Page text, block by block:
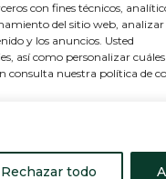
Rechazar todo
con fines técnicos,
del sitio web, analizar
y los anuncios. Usted
así como personalizar
nuestra política de
Política de privacidad Aviso